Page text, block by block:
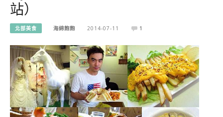
站）
北部美食 海綿飽飽 2014-07-11 1